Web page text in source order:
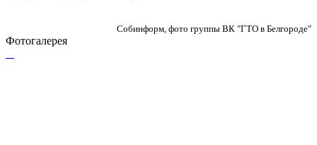
Собинформ, фото группы ВК "ГТО в Белгороде"
Фотогалерея